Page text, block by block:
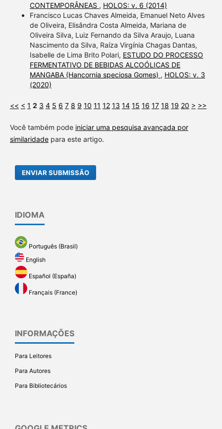
CONTEMPORÂNEAS , HOLOS: v. 6 (2014)
Francisco Lucas Chaves Almeida, Emanuel Neto Alves
de Oliveira, Elisândra Costa Almeida, Mariana de
Oliveira Silva, Luiz Fernando da Silva Araujo, Luana
Nascimento da Silva, Raíza Virgínia Chagas Dantas,
Isabelle de Lima Brito Polari, ESTUDO DO PROCESSO
FERMENTATIVO DE BEBIDAS ALCOÓLICAS DE
MANGABA (Hancornia speciosa Gomes) , HOLOS: v. 3
(2020)
<< < 1 2 3 4 5 6 7 8 9 10 11 12 13 14 15 16 17 18 19 20 > >>
Você também pode iniciar uma pesquisa avançada por
similaridadepara este artigo.
ENVIAR SUBMISSÃO
IDIOMA
Português (Brasil)
English
Español (España)
Français (France)
INFORMAÇÕES
Para Leitores
Para Autores
Para Bibliotecários